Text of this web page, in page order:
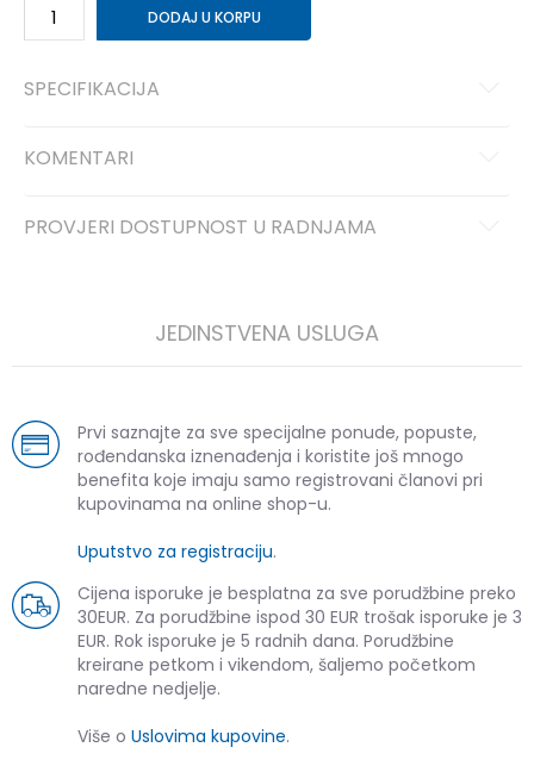
DODAJ U KORPU
SPECIFIKACIJA
KOMENTARI
PROVJERI DOSTUPNOST U RADNJAMA
JEDINSTVENA USLUGA
Prvi saznajte za sve specijalne ponude, popuste,
rođendanska iznenađenja i koristite još mnogo
benefita koje imaju samo registrovani članovi pri
kupovinama na online shop-u.
Uputstvo za registraciju.
Cijena isporuke je besplatna za sve porudžbine preko
30EUR. Za porudžbine ispod 30 EUR trošak isporuke je 3
EUR. Rok isporuke je 5 radnih dana. Porudžbine
kreirane petkom i vikendom, šaljemo početkom
naredne nedjelje.
Više o Uslovima kupovine.